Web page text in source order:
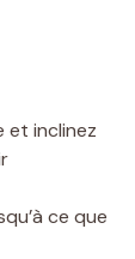
et inclinez
ce que